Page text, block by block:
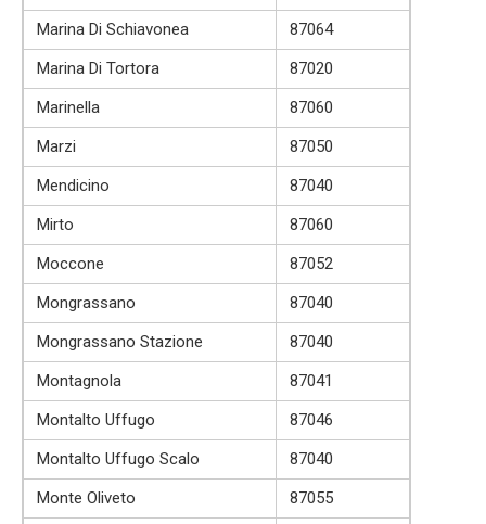
Marina Di Schiavonea
87064
Marina Di Tortora
87020
Marinella
87060
Marzi
87050
Mendicino
87040
Mirto
87060
Moccone
87052
Mongrassano
87040
Mongrassano Stazione
87040
Montagnola
87041
Montalto Uffugo
87046
Montalto Uffugo Scalo
87040
Monte Oliveto
87055